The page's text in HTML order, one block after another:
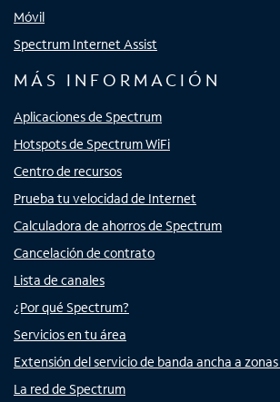
Móvil
Spectrum Internet Assist
MÁS INFORMACIÓN
Aplicaciones de Spectrum
Hotspots de Spectrum WiFi
Centro de recursos
Prueba tu velocidad de Internet
Calculadora de ahorros de Spectrum
Cancelación de contrato
Lista de canales
¿Por qué Spectrum?
Servicios en tu área
Extensión del servicio de banda ancha a
La red de Spectrum